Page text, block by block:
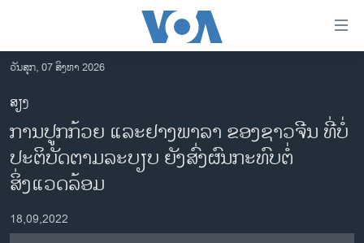
ເຂົ້າ
ຫາ
ຂ້າມ
ຂ້າມ
ຂ້າມ
ໄປ
ຫາ
ຊອກ
ຄົ້ນ
ລາວ
ອາເມຣິກາ
ການເລືອກຕັ້ງ ປະທານາທີບໍດີ ສະຫະລັດ 2024
ໂລກ
ວັນສຸກ, 07 ສິງຫາ 2026
ສຽງ
ການປູກກ້ວຍ ແລະຢາງພາລາ ຂອງຊາວຈີນ ທີ່ບໍ່
ປະຕິບັດຕາມລະບຽບ ຍັງສົ່ງຜົນກະທົບຕໍ່
ສິ່ງແວດລ້ອມ
18,09,2022